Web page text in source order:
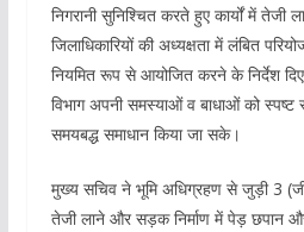
निगरानी सुनिश्चित करते हुए कार्यों में तेजी
जिलाधिकारियों की अध्यक्षता में लंबित
नियमित रूप से आयोजित करने के निर्देश
विभाग अपनी समस्याओं व बाधाओं को
समयबद्ध समाधान किया जा सके।
मुख्य सचिव ने भूमि अधिग्रहण से जुड़ी 3
तेजी लाने और सड़क निर्माण में पेड़ छपान